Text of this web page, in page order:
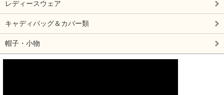
レディースウェア
キャディバッグ＆カバー類
帽子・小物